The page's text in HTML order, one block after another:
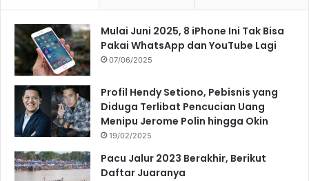
Mulai Juni 2025, 8 iPhone Ini Tak Bisa
Pakai WhatsApp dan YouTube Lagi
07/06/2025
Profil Hendy Setiono, Pebisnis yang
Diduga Terlibat Pencucian Uang
Menipu Jerome Polin hingga Okin
19/02/2025
Pacu Jalur 2023 Berakhir, Berikut
Daftar Juaranya